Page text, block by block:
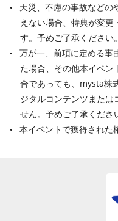
天災、不慮の事故などの
えない場合、特典が変更
す。予めご了承ください。
万が一、前項に定める事
た場合、その他本イベ
合であっても、mysta株
ジタルコンテンツまたは
せん。予めご了承くださ
本イベントで獲得された